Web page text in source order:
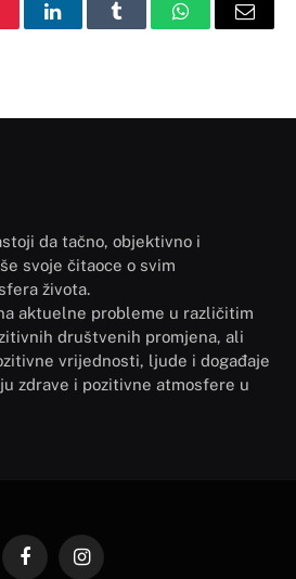
LinkedInTumblr WhatsAppEmail
da tačno, objektivno i
svoje čitaoce o svim
života.
aktuelne probleme u različitim
društvenih promjena, ali
vrijednosti, ljude i događaje
zdrave i pozitivne atmosfere u
FacebookInstagram